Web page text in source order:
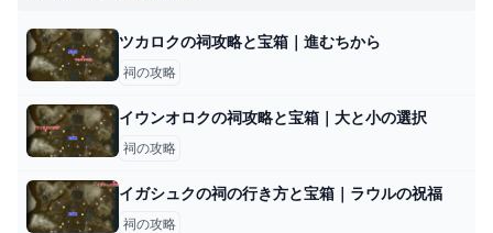
ツカロクの祠攻略と宝箱｜進むちから
祠の攻略
イウンオロクの祠攻略と宝箱｜大と小の選択
祠の攻略
イガシュクの祠の行き方と宝箱｜ラウルの祝福
祠の攻略